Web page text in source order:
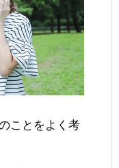
ことをよく考